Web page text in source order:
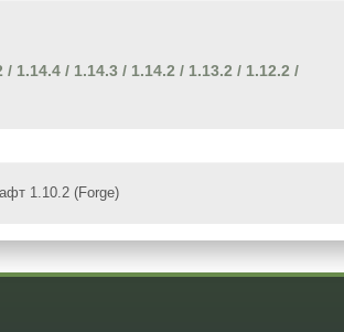
/ 1.14.4 / 1.14.3 / 1.14.2 / 1.13.2 / 1.12.2 /
1.10.2 (Forge)